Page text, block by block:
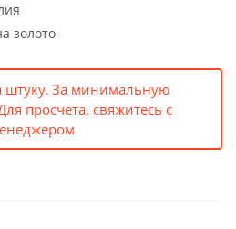
золото
штуку. За минимальную
просчета, свяжитесь с